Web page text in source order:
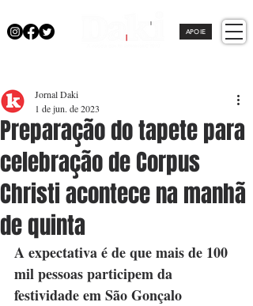
APOIE
Preparação do tapete para
celebração de Corpus
Christi acontece na manhã
de quinta
Jornal Daki
1 de jun. de 2023
Aexpectativa é de que mais de 100
mil pessoas participem da
festividade em São Gonçalo